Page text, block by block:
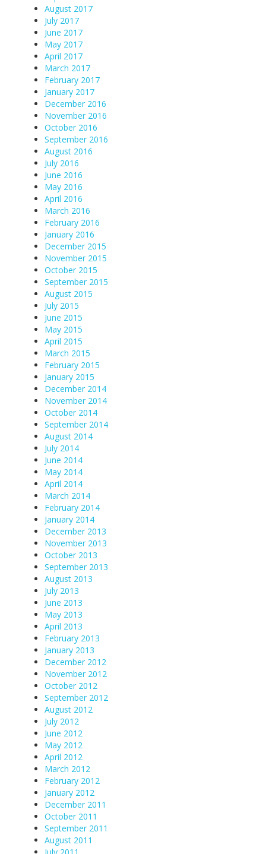
August 2017
July 2017
June 2017
May 2017
April 2017
March 2017
February 2017
January 2017
December 2016
November 2016
October 2016
September 2016
August 2016
July 2016
June 2016
May 2016
April 2016
March 2016
February 2016
January 2016
December 2015
November 2015
October 2015
September 2015
August 2015
July 2015
June 2015
May 2015
April 2015
March 2015
February 2015
January 2015
December 2014
November 2014
October 2014
September 2014
August 2014
July 2014
June 2014
May 2014
April 2014
March 2014
February 2014
January 2014
December 2013
November 2013
October 2013
September 2013
August 2013
July 2013
June 2013
May 2013
April 2013
February 2013
January 2013
December 2012
November 2012
October 2012
September 2012
August 2012
July 2012
June 2012
May 2012
April 2012
March 2012
February 2012
January 2012
December 2011
October 2011
September 2011
August 2011